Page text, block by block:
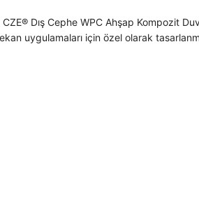
Dış Cephe WPC Ahşap Kompozit
uygulamaları için özel olarak